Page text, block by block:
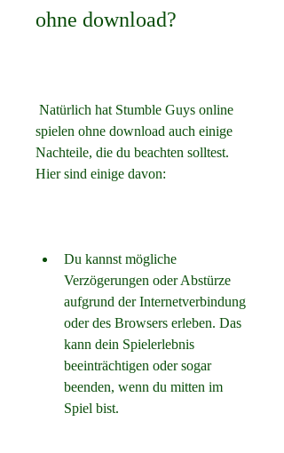
ohne download?
spielen ohne download auch einige
Nachteile, die du beachten solltest.
Hier sind einige davon:
Du kannst mögliche
Verzögerungen oder Abstürze
aufgrund der Internetverbindung
oder des Browsers erleben. Das
kann dein Spielerlebnis
beeinträchtigen oder sogar
beenden, wenn du mitten im
Spiel bist.